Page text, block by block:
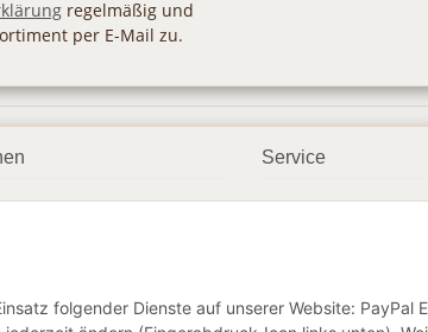
regelmäßig und
per E-Mail zu.
Service
folgender Dienste auf unserer Website: PayPal